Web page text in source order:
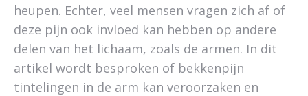
heupen. Echter, veel mensen vragen zich af of
deze pijn ook invloed kan hebben op andere
delen van het lichaam, zoals de armen. In dit
artikel wordt besproken of bekkenpijn
tintelingen in de arm kan veroorzaken en